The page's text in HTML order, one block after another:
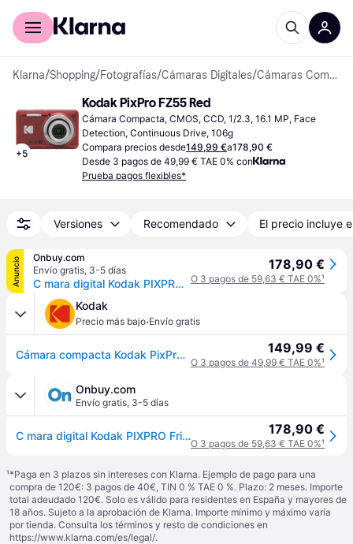
Comprar con Klarna
Klarna/Shopping/Fotografías/Cámaras Digitales/ Cámaras Compactas
+5
Kodak PixPro FZ55 Red
Cámara Compacta, CMOS, CCD, 1/2.3, 16.1 MP, Face
Detection, Continuous Drive, 106g
Compara precios desde149,99 €a178,90 €
Desde 3 pagos de 49,99 € TAE 0% con
Prueba pagos flexibles*
Versiones Recomendado El precio incluye
Anuncio
Onbuy.com
Envío gratis, 3-5 días
C mara digital Kodak PIXPRO Friendly Zoom FZ55-RD de 16 MP con zoom ptico de 5X, gran angular de 28 mm y pantalla LCD de 27 (roja)
178,90 €
O 3 pagos de 59,63 € TAE 0%¹
Kodak
Precio más bajo·Envío gratis
Cámara compacta Kodak PixPro FZ55 - Memoria interna de 63 MB Rojo 149,99 €
O 3 pagos de 49,99 € TAE 0%¹
Onbuy.com
Envío gratis, 3-5 días
C mara digital Kodak PIXPRO Friendly Zoom FZ55-RD de 16 MP con zoom ptico de 5X, gran angular de 28 mm y pantalla LCD de 27 (roja) 178,90 €
O 3 pagos de 59,63 € TAE 0%¹
¹*Paga en 3 plazos sin intereses con Klarna. Ejemplo de pago para una
compra de 120€: 3 pagos de 40€, TIN 0 % TAE 0 %. Plazo: 2 meses. Importe
total adeudado 120€. Solo es válido para residentes en España y mayores de
18 años. Sujeto a la aprobación de Klarna. Importe mínimo y máximo varía
por tienda. Consulta los términos y resto de condiciones en
https://www.klarna.com/es/legal/.